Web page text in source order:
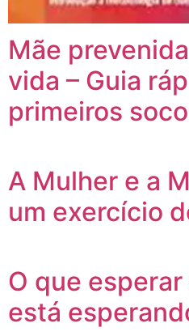
Mãe
vida – Guia
primeiros
A Mulher e a
um exercício
O que
está